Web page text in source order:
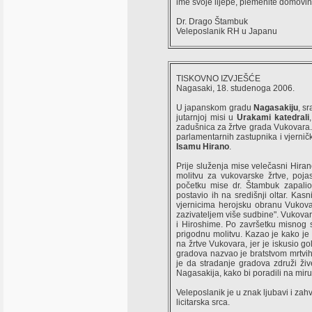
ime svoje lijepe, plemenite
Dr. Drago Štambuk
Veleposlanik RH u Japanu
TISKOVNO IZVJEŠĆE
Nagasaki, 18. studenoga 2006.
U japanskom gradu Nagasakiju,
jutarnjoj misi uUrakami katedrali
zadušnica za žrtve grada
parlamentarnih zastupnika i
Isamu Hirano.
Prije služenja mise velečasni
molitvu za vukovarske žrtve,
početku mise dr. Štambuk
postavio ih na središnji oltar.
vjernicima herojsku obranu
zazivateljem više sudbine".
i Hiroshime. Po završetku misnog
prigodnu molitvu. Kazao je kako
na žrtve Vukovara, jer je iskusio
gradova nazvao je bratstvom
je da stradanje gradova združi
Nagasakija, kako bi poradili na
Veleposlanik je u znak ljubavi i
licitarska srca.